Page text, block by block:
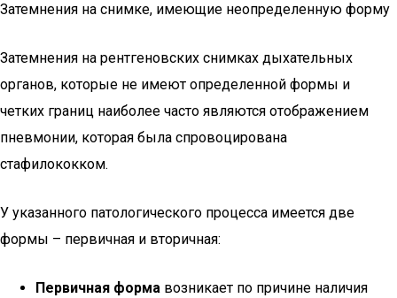
Затемнения на снимке, имеющие неопределенную форму
Затемнения на рентгеновских снимках дыхательных
органов, которые не имеют определенной формы и
четких границ наиболее часто являются отображением
пневмонии, которая была спровоцирована
стафилококком.
У указанного патологического процесса имеется две
формы – первичная и вторичная:
Первичная форма возникает по причине наличия